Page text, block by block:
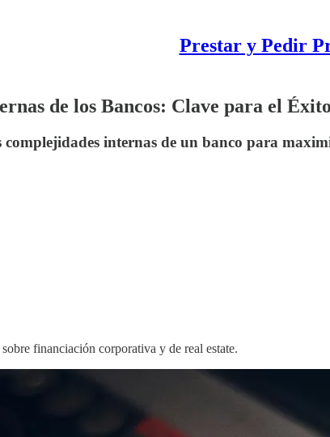
Prestar y Pedir
de los Bancos: Clave para el
complejidades internas de un banco para
financiación corporativa y de real estate.